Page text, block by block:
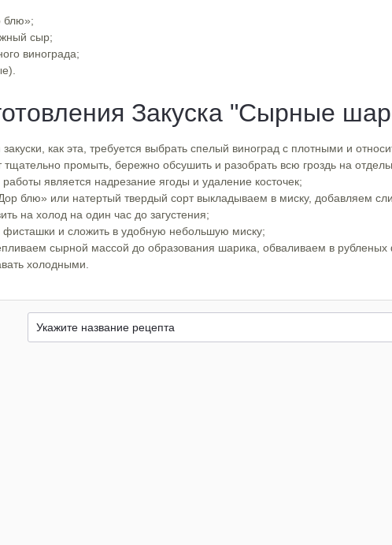
блю»;
сыр;
винограда;
Закуска "Сырные
закуски, как эта, требуется выбрать спелый виноград с плотными и
тщательно промыть, бережно обсушить и разобрать всю гроздь на
является надрезание ягоды и удаление косточек;
блю» или натертый твердый сорт выкладываем в миску, добавляем
на холод на один час до загустения;
и сложить в удобную небольшую миску;
сырной массой до образования шарика, обваливаем в
холодными.